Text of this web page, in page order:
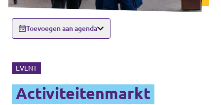
Toevoegen aan agenda
EVENT
Activiteitenmarkt